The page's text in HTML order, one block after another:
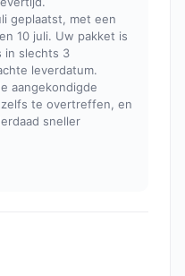
geplaatst, met een
10 juli. Uw pakket is
in slechts 3
leverdatum.
aangekondigde
te overtreffen, en
sneller